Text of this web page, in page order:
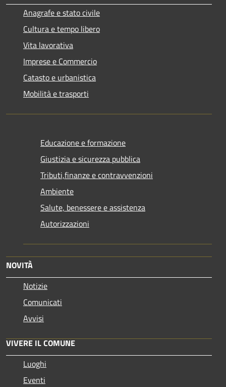
Anagrafe e stato civile
Cultura e tempo libero
Vita lavorativa
Imprese e Commercio
Catasto e urbanistica
Mobilità e trasporti
Educazione e formazione
Giustizia e sicurezza pubblica
Tributi,finanze e contravvenzioni
Ambiente
Salute, benessere e assistenza
Autorizzazioni
NOVITÀ
Notizie
Comunicati
Avvisi
VIVERE IL COMUNE
Luoghi
Eventi